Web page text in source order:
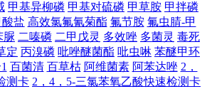
甲基异柳磷 甲基对硫磷 甲草胺 甲拌磷
盐 高效氯氟氰菊酯 氟节胺 氟虫腈-甲
脲 二嗪磷 二甲戊灵 多效唑 多菌灵 毒死
定 丙溴磷 吡唑醚菌酯 吡虫啉 苯醚甲环
百菌清 百草枯 阿维菌素 阿苯达唑 2，
测卡 2，4，5-三氯苯氧乙酸快速检测卡